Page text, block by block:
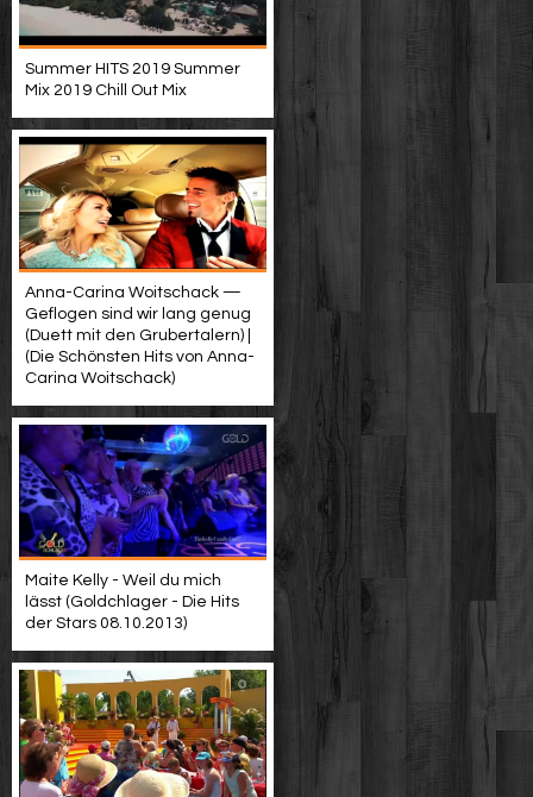
Summer HITS 2019 Summer
Mix 2019 Chill Out Mix
Anna-Carina Woitschack —
Geflogen sind wir lang genug
(Duett mit den Grubertalern) |
(Die Schönsten Hits von Anna-
Carina Woitschack)
Maite Kelly - Weil du mich
lässt (Goldchlager - Die Hits
der Stars 08.10.2013)